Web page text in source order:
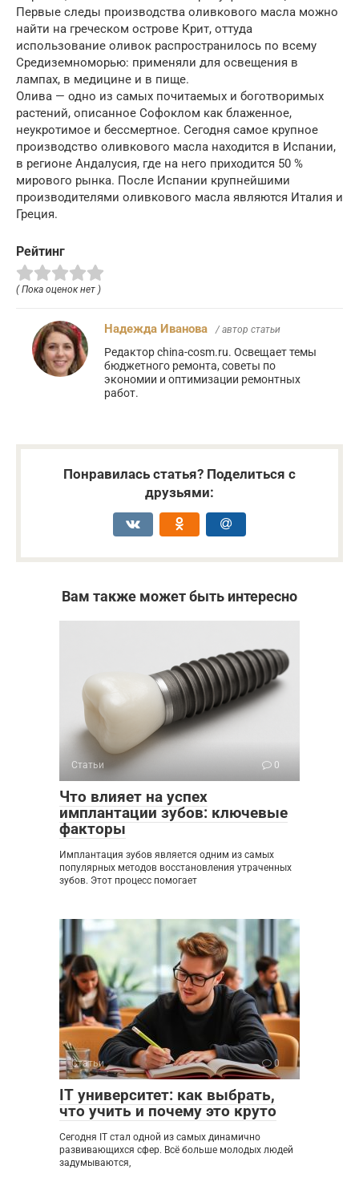
Первые следы производства оливкового масла можно
найти на греческом острове Крит, оттуда
использование оливок распространилось по всему
Средиземноморью: применяли для освещения в
лампах, в медицине и в пище.
Олива — одно из самых почитаемых и боготворимых
растений, описанное Софоклом как блаженное,
неукротимое и бессмертное. Сегодня самое крупное
производство оливкового масла находится в Испании,
в регионе Андалусия, где на него приходится 50 %
мирового рынка. После Испании крупнейшими
производителями оливкового масла являются Италия и
Греция.
Рейтинг
( Пока оценок нет )
Надежда Иванова / автор статьи
Редактор china-cosm.ru. Освещает темы
бюджетного ремонта, советы по
экономии и оптимизации ремонтных
работ.
Понравилась статья? Поделиться с
друзьями:
Вам также может быть интересно
Статьи 0
Что влияет на успех
имплантации зубов: ключевые
факторы
Имплантация зубов является одним из самых
популярных методов восстановления утраченных
зубов. Этот процесс помогает
Статьи 0
IT университет: как выбрать,
что учить и почему это круто
Сегодня IT стал одной из самых динамично
развивающихся сфер. Всё больше молодых людей
задумываются,